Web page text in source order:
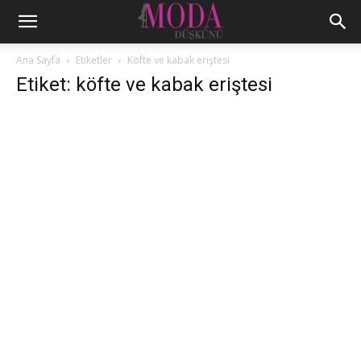
Ana Sayfa Etiketler Köfte ve kabak eriştesi
Etiket: köfte ve kabak eriştesi